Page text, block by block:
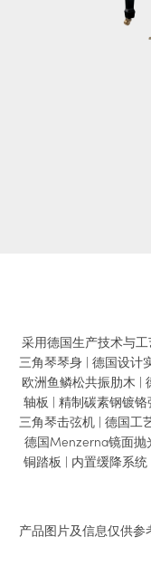
采用德国生产技术与
三角琴琴身 | 德国设计
欧洲鱼鳞松共振肋木 |
轴板 | 精制碳素钢镀
三角琴击弦机 | 德国工
德国Menzerna镜面抛
铜踏板 | 内置缓降系
产品图片及信息仅供